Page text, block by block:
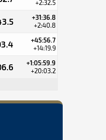
+2:32.5
+31:36.8
+2:40.8
+45:56.7
+14:19.9
+1:05:59.9
+20:03.2